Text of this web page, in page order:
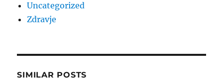
Uncategorized
Zdravje
SIMILAR POSTS